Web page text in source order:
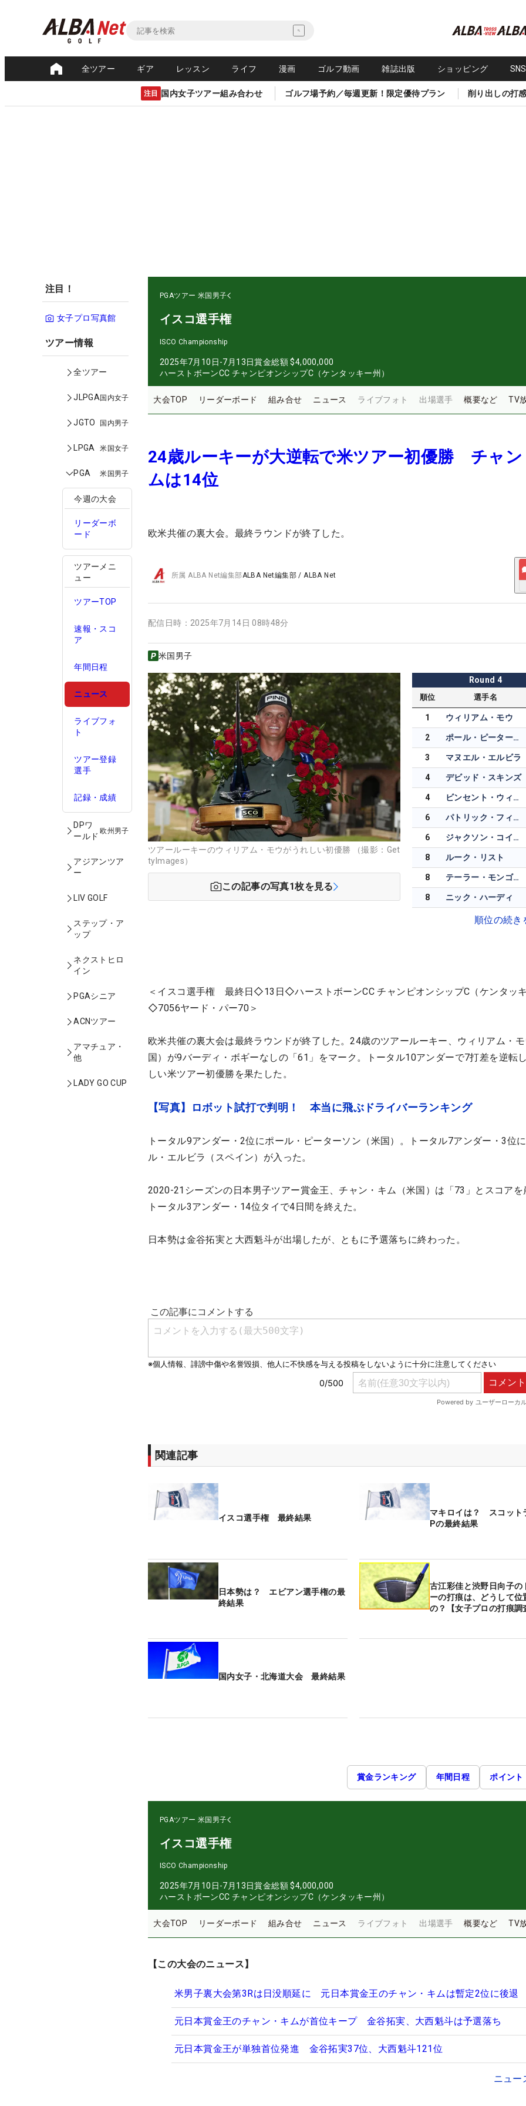
全ツアー ギア レッスン ライフ 漫画 ゴルフ動画 雑誌出版 ショッピング
注目 国内女子ツアー組み合わせ ゴルフ場予約／毎週更新！限定優待プラン 削り出しの打
注目！
女子プロ写真館
ツアー情報
全ツアー
JLPGA国内女子
JGTO 国内男子
LPGA 米国女子
PGA 米国男子
今週の大会
リーダーボ
ード
ツアーメニ
ュー
ツアーTOP
速報・スコ
ア
年間日程
ニュース
ライブフォ
ト
ツアー登録
選手
記録・成績
DPワ
ールド
欧州男子
アジアンツア
ー
LIV GOLF
ステップ・ア
ップ
ネクストヒロ
イン
PGAシニア
ACNツアー
アマチュア・
他
LADY GO CUP
PGAツアー 米国男子
イスコ選手権
ISCO Championship
2025年7月10日-7月13日賞金総額 $4,000,000
ハーストボーンCC チャンピオンシップC（ケンタッキー州）
大会TOP リーダーボード 組み合せ ニュース ライブフォト 出場選手 概要など TV
24歳ルーキーが大逆転で米ツアー初優勝 チャン
ムは14位
欧米共催の裏大会。最終ラウンドが終了した。
所属ALBA Net編集部ALBA Net編集部 /ALBA Net
配信日時： 2025年7月14日 08時48分
米国男子
ツアールーキーのウィリアム・モウがうれしい初優勝 （撮影：Get
tyImages）
この記事の写真1枚を見る
Round 4
順位 選手名
1 ウィリアム・モウ
2 ポール・ピーターソン
3 マヌエル・エルビラ
4 デビッド・スキンズ
4 ビンセント・ウィアリー
6 パトリック・フィッシュバーン
6 ジャクソン・コイブン
8 ルーク・リスト
8 テーラー・モンゴメリ
8 ニック・ハーディ
順位の続き
＜イスコ選手権 最終日◇13日◇ハーストボーンCC チャンピオンシップC（ケンタッ
◇7056ヤード・パー70＞
欧米共催の裏大会は最終ラウンドが終了した。24歳のツアールーキー、ウィリアム・
国）が9バーディ・ボギーなしの「61」をマーク。トータル10アンダーで7打差を逆転
しい米ツアー初優勝を果たした。
【写真】ロボット試打で判明！ 本当に飛ぶドライバーランキング
トータル9アンダー・2位にポール・ピーターソン（米国）。トータル7アンダー・3位
ル・エルビラ（スペイン）が入った。
2020-21シーズンの日本男子ツアー賞金王、チャン・キム（米国）は「73」とスコアを
トータル3アンダー・14位タイで4日間を終えた。
日本勢は金谷拓実と大西魁斗が出場したが、ともに予選落ちに終わった。
関連記事
イスコ選手権 最終結果
マキロイは？ スコット
Pの最終結果
日本勢は？ エビアン選手権の最
終結果
古江彩佳と渋野日向子の
ーの打痕は、どうして位
の？【女子プロの打痕調
国内女子・北海道大会 最終結果
賞金ランキング 年間日程 ポイント
PGAツアー 米国男子
イスコ選手権
ISCO Championship
2025年7月10日-7月13日賞金総額 $4,000,000
ハーストボーンCC チャンピオンシップC（ケンタッキー州）
大会TOP リーダーボード 組み合せ ニュース ライブフォト 出場選手 概要など TV
【この大会のニュース】
米男子裏大会第3Rは日没順延に 元日本賞金王のチャン・キムは暫定2位に後退
元日本賞金王のチャン・キムが首位キープ 金谷拓実、大西魁斗は予選落ち
元日本賞金王が単独首位発進 金谷拓実37位、大西魁斗121位
ニュー